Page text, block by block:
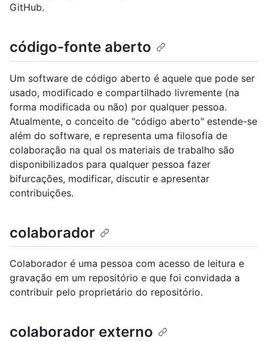
GitHub.
código-fonte aberto
Um software de código aberto é aquele que pode ser
usado, modificado e compartilhado livremente (na
forma modificada ou não) por qualquer pessoa.
Atualmente, o conceito de "código aberto" estende-se
além do software, e representa uma filosofia de
colaboração na qual os materiais de trabalho são
disponibilizados para qualquer pessoa fazer
bifurcações, modificar, discutir e apresentar
contribuições.
colaborador
Colaborador é uma pessoa com acesso de leitura e
gravação em um repositório e que foi convidada a
contribuir pelo proprietário do repositório.
colaborador externo